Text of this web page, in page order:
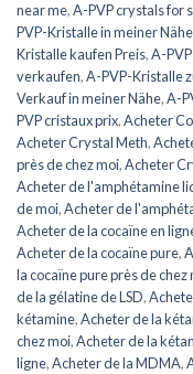
near me,A-PVP crystals for
PVP-Kristalle in meiner
Kristalle kaufen Preis,A-
verkaufen,A-PVP-Kristalle
Verkauf in meiner Nähe,A-
PVP cristaux prix,Acheter
Acheter Crystal Meth,
près de chez moi,Acheter
Acheter de l'amphétamine
de moi,Acheter de
Acheter de la cocaïne en
Acheter de la cocaïne pure,
la cocaïne pure près de chez
de la gélatine de LSD,
kétamine,Acheter de la
chez moi,Acheter de la
ligne,Acheter de la MDMA,